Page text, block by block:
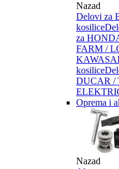
Nazad
Delovi za
kosilice
za
FARM /
kosilice
DUCAR /
Oprema i
Nazad